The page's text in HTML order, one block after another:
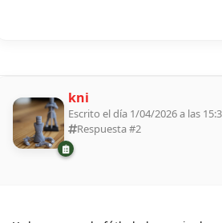
kni
Escrito el día 1/04/2026 a las
Respuesta #2